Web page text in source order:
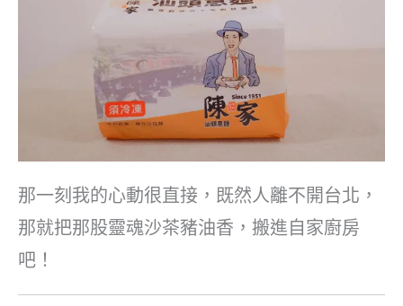
那一刻我的心動很直接，既然人離不開台北，
那就把那股靈魂沙茶豬油香，搬進自家廚房
吧！